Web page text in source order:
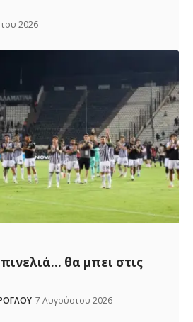
2026
θα μπει στις
7 Αυγούστου 2026